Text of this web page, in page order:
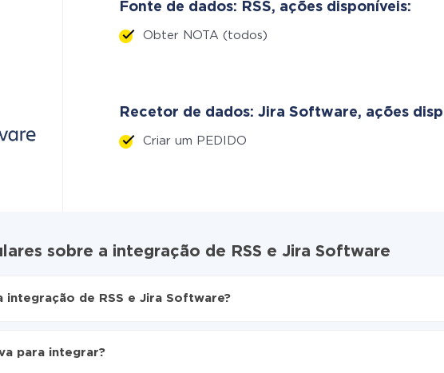
Fonte de dados: RSS, ações disponíveis:
Obter NOTA (todos)
Recetor de dados: Jira Software, ações
Criar um PEDIDO
sobre a integração de RSS e Jira Software
integração de RSS e Jira Software?
automática
para integrar?